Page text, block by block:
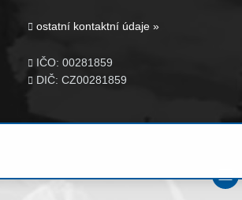
 ostatní kontaktní údaje »
 IČO: 00281859
 DIČ: CZ00281859